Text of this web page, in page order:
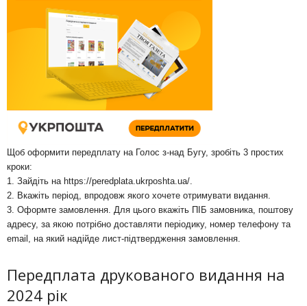
Щоб оформити передплату на Голос з-над Бугу, зробіть 3 простих
кроки:
1. Зайдіть на https://peredplata.ukrposhta.ua/
2. Вкажіть період, впродовж якого хочете отримувати видання.
3. Оформте замовлення. Для цього вкажіть ПІБ замовника, поштову
адресу, за якою потрібно доставляти періодику, номер телефону та
email, на який надійде лист-підтвердження замовлення.
Передплата друкованого видання на
2024 рік